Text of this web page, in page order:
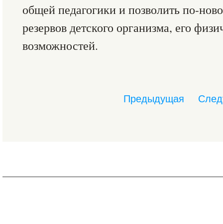
общей педагогики и позволить по-
резервов детского организма, его
возможностей.
Предыдущая